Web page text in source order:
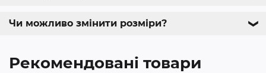
Чи можливо змінити розміри? ❯
Рекомендовані товари